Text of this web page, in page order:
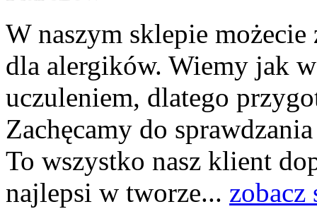
W naszym sklepie
dla alergików. Wiemy jak
uczuleniem, dlatego
Zachęcamy do
To wszystko nasz klient
najlepsi w tworze... zobacz